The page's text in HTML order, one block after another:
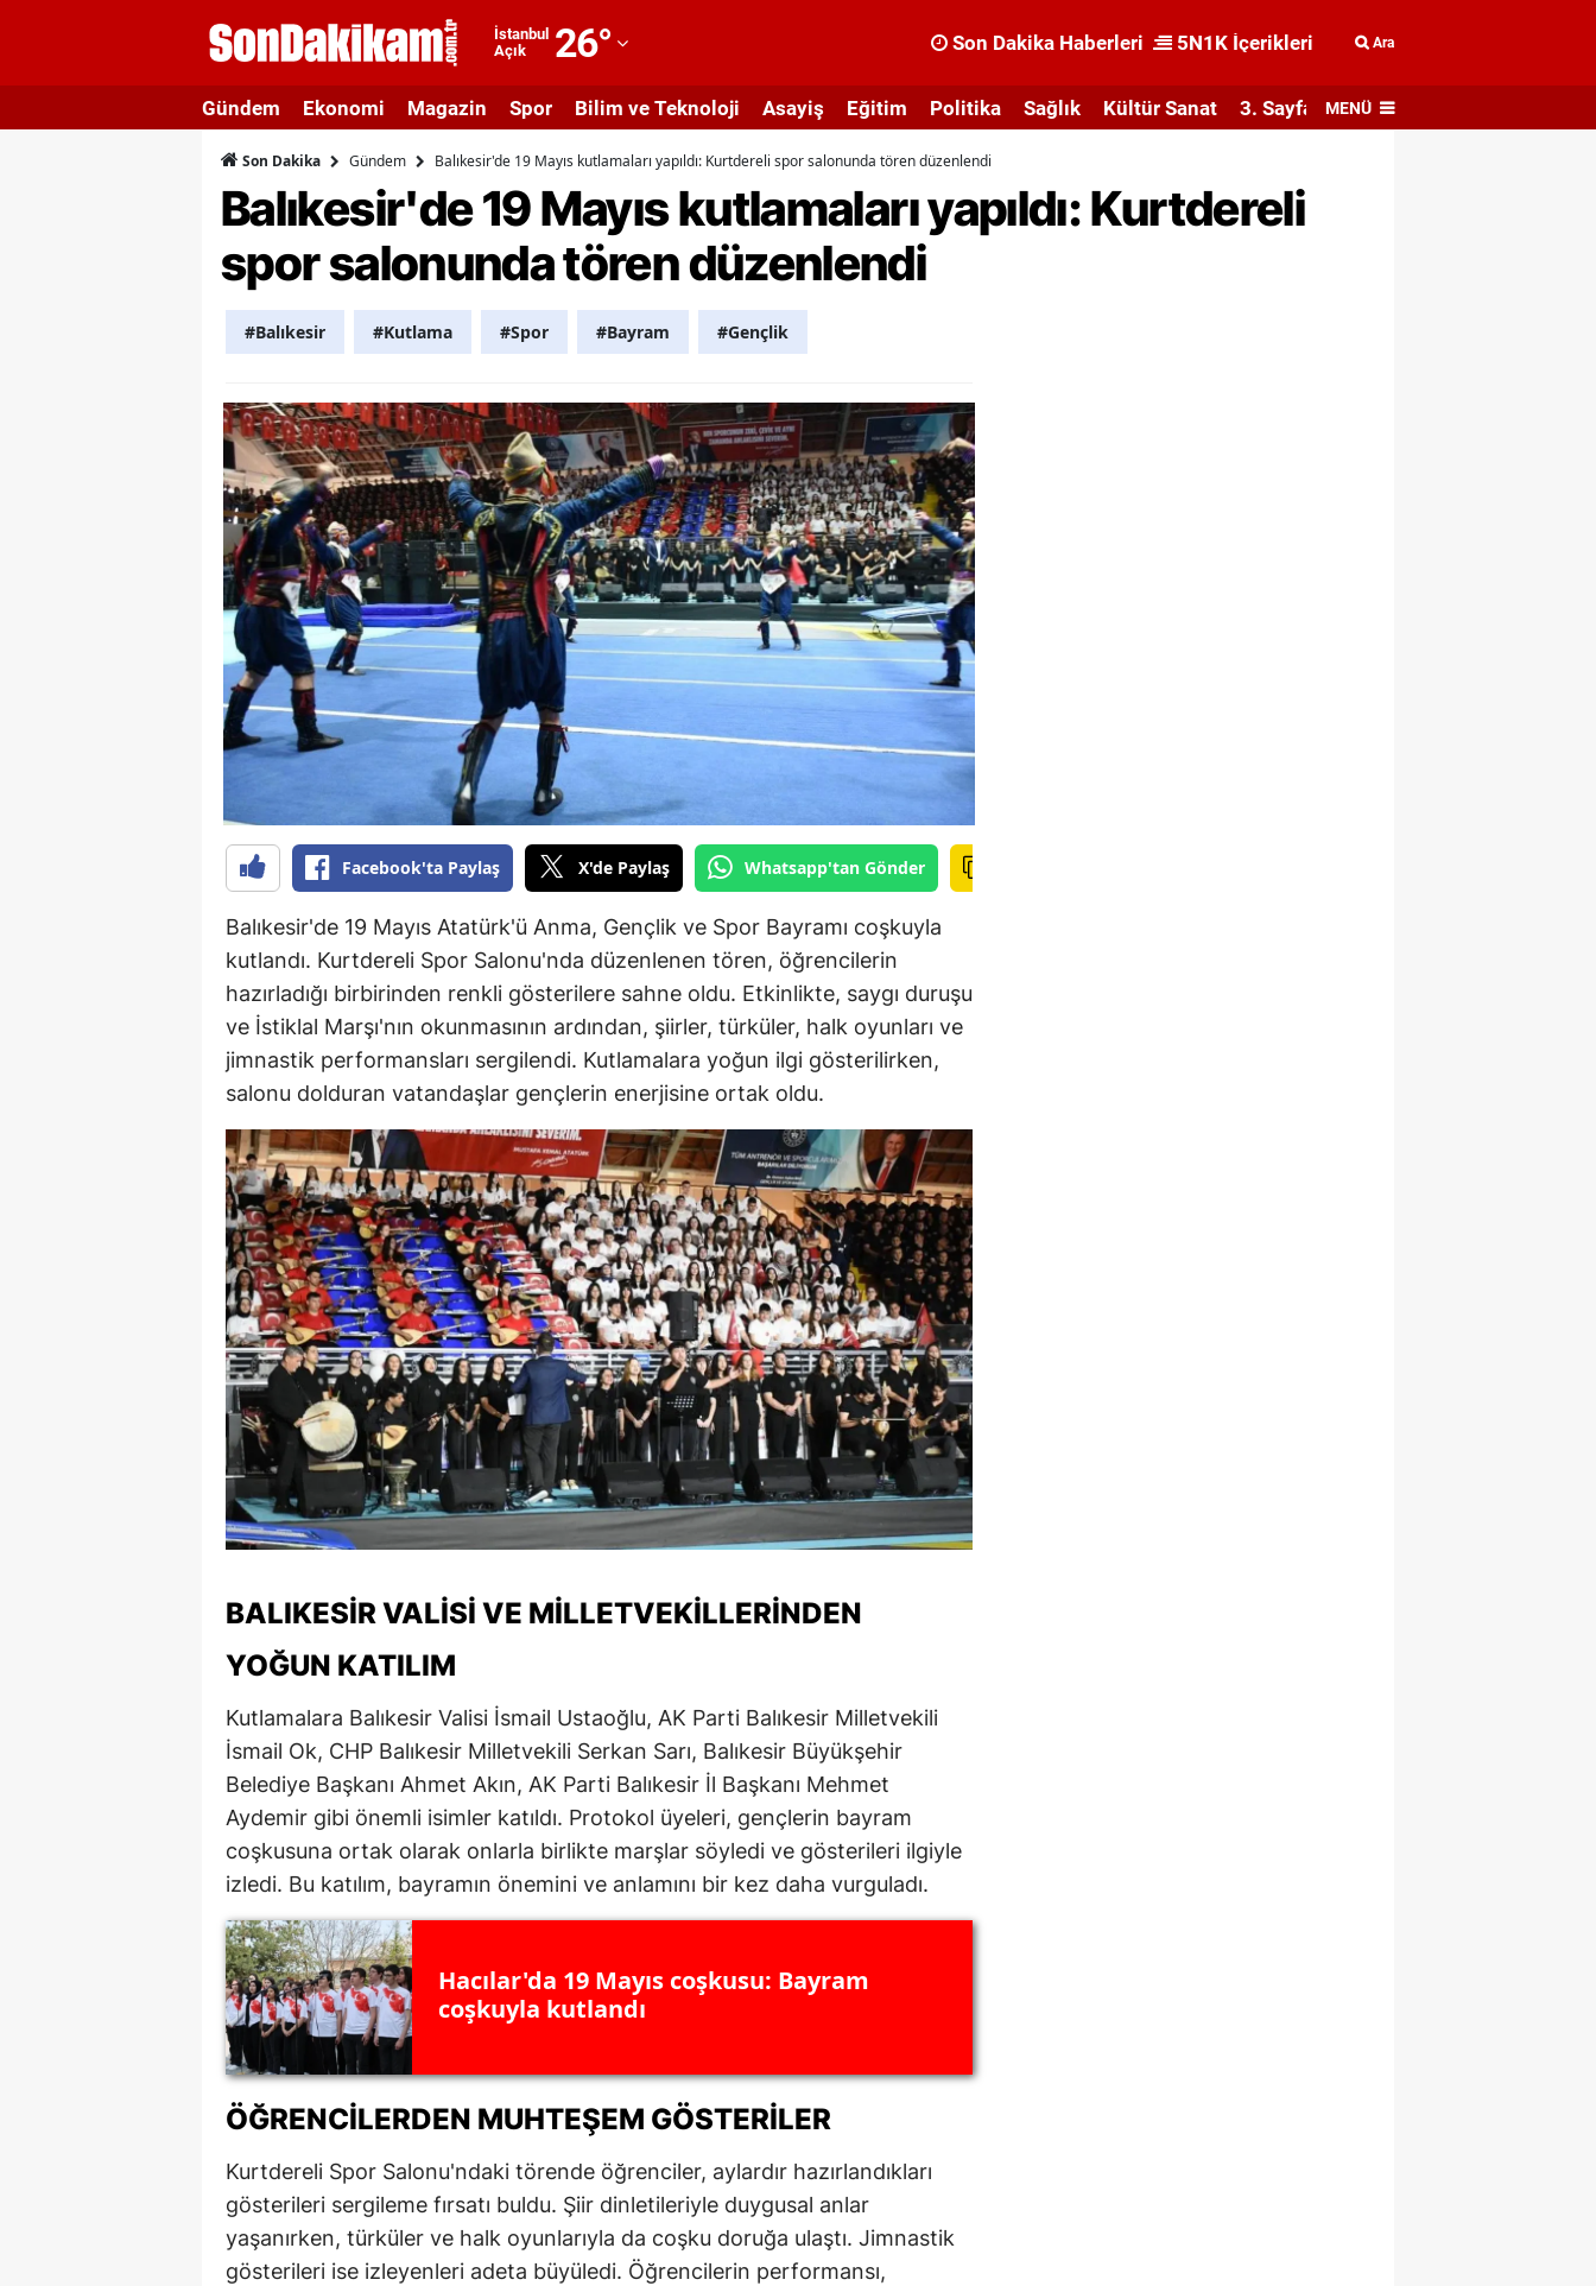
İstanbul
Açık
26°
Adıyaman
Afyonkarahisar
Ağrı
Amasya
Ankara
Artvin
Aydın
Balıkesir
Bilecik
Bingöl
Bitlis
Bolu
Burdur
Bursa
Çanakkale
Çankırı
Çorum
Denizli
Edirne
Elazığ
Erzincan
Erzurum
Eskişehir
Gaziantep
Giresun
Gümüşhane
Hakkari
Hatay
Mersin
İzmir
Kars
Kastamonu
Kayseri
Kırklareli
Kırşehir
Kocaeli
Kütahya
Malatya
Manisa
Kahramanmaraş
Son Dakika Haberleri 5N1K İçerikleri Ara
Gündem Ekonomi Magazin Spor Bilim ve Teknoloji Asayiş Eğitim Politika Sağlık Kültür Sanat 3. Sayfa MENÜ
Son Dakika Gündem Balıkesir'de 19 Mayıs kutlamaları yapıldı: Kurtdereli spor salonunda tören düzenlendi
Balıkesir'de 19 Mayıs kutlamaları yapıldı: Kurtdereli
spor salonunda tören düzenlendi
#Balıkesir #Kutlama #Spor #Bayram #Gençlik
Facebook'ta Paylaş X'de Paylaş Whatsapp'tan Gönder
Balıkesir'de 19 Mayıs Atatürk'ü Anma, Gençlik ve Spor Bayramı coşkuyla
kutlandı. Kurtdereli Spor Salonu'nda düzenlenen tören, öğrencilerin
hazırladığı birbirinden renkli gösterilere sahne oldu. Etkinlikte, saygı duruşu
ve İstiklal Marşı'nın okunmasının ardından, şiirler, türküler, halk oyunları ve
jimnastik performansları sergilendi. Kutlamalara yoğun ilgi gösterilirken,
salonu dolduran vatandaşlar gençlerin enerjisine ortak oldu.
BALIKESIR VALISI VE MILLETVEKILLERINDEN
YOĞUN KATILIM
Kutlamalara Balıkesir Valisi İsmail Ustaoğlu, AK Parti Balıkesir Milletvekili
İsmail Ok, CHP Balıkesir Milletvekili Serkan Sarı, Balıkesir Büyükşehir
Belediye Başkanı Ahmet Akın, AK Parti Balıkesir İl Başkanı Mehmet
Aydemir gibi önemli isimler katıldı. Protokol üyeleri, gençlerin bayram
coşkusuna ortak olarak onlarla birlikte marşlar söyledi ve gösterileri ilgiyle
izledi. Bu katılım, bayramın önemini ve anlamını bir kez daha vurguladı.
Hacılar'da 19 Mayıs coşkusu: Bayram
coşkuyla kutlandı
ÖĞRENCILERDEN MUHTEŞEM GÖSTERILER
Kurtdereli Spor Salonu'ndaki törende öğrenciler, aylardır hazırlandıkları
gösterileri sergileme fırsatı buldu. Şiir dinletileriyle duygusal anlar
yaşanırken, türküler ve halk oyunlarıyla da coşku doruğa ulaştı. Jimnastik
gösterileri ise izleyenleri adeta büyüledi. Öğrencilerin performansı,